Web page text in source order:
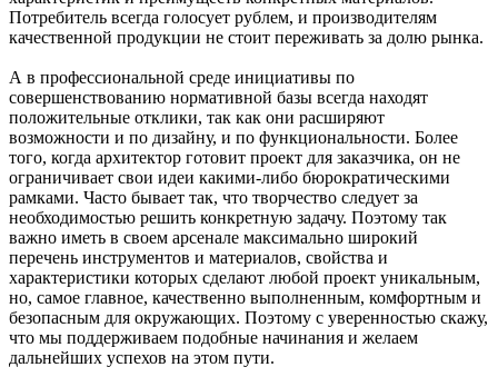
Потребитель всегда голосует рублем, и производителям
качественной продукции не стоит переживать за долю рынка.
А в профессиональной среде инициативы по
совершенствованию нормативной базы всегда находят
положительные отклики, так как они расширяют
возможности и по дизайну, и по функциональности. Более
того, когда архитектор готовит проект для заказчика, он не
ограничивает свои идеи какими-либо бюрократическими
рамками. Часто бывает так, что творчество следует за
необходимостью решить конкретную задачу. Поэтому так
важно иметь в своем арсенале максимально широкий
перечень инструментов и материалов, свойства и
характеристики которых сделают любой проект уникальным,
но, самое главное, качественно выполненным, комфортным и
безопасным для окружающих. Поэтому с уверенностью скажу,
что мы поддерживаем подобные начинания и желаем
дальнейших успехов на этом пути.